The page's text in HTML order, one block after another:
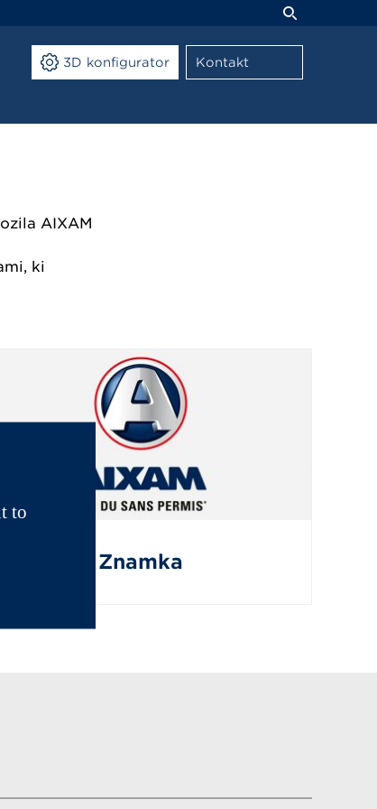
3D konfigurator Kontakt
AIXAM
ki
Znamka
to